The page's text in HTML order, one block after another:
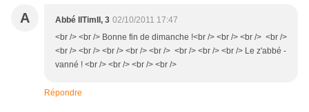
A Abbé IITimII, 3 02/10/2011 17:47
<br /> <br /> Bonne fin de dimanche !<br /> <br /> <br /> <br />
<br /> <br /> <br /> <br /> <br /> <br /> <br /> <br /> Le z'abbé -
vanné ! <br /> <br /> <br /> <br />
Répondre